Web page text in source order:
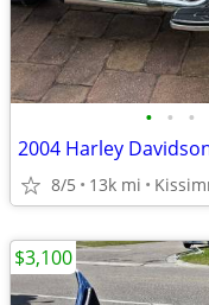
• • •
2004 Harley
8/5 13k mi
$3,100